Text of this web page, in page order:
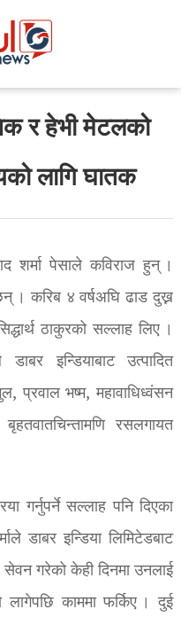
र हेभी मेटलको
लागि घातक
शर्मा पेसाले कविराज हुन् ।
करिब ४ वर्षअघि ढाड दुख्न
ठाकुरको सल्लाह लिए ।
इन्डियाबाट उत्पादित
प्रवाल भष्म, महावाधिध्वंसन
रसलगायत
गर्नुपर्ने सल्लाह पनि दिएका
डाबर इन्डिया लिमिटेडबाट
गरेको केही दिनमा उनलाई
काममा फर्किए । दुई